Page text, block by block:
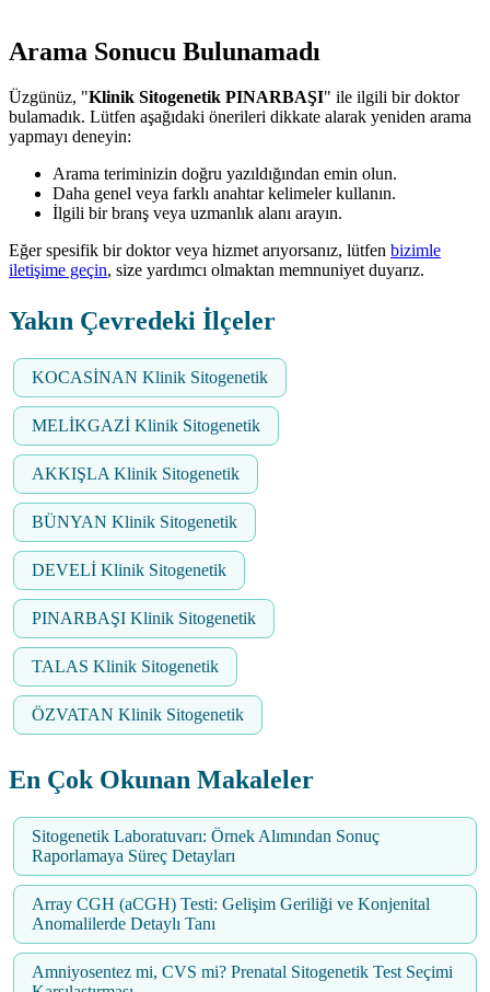
Arama Sonucu Bulunamadı
Üzgünüz, "Klinik Sitogenetik PINARBAŞI" ile ilgili bir doktor
bulamadık. Lütfen aşağıdaki önerileri dikkate alarak yeniden arama
yapmayı deneyin:
Arama teriminizin doğru yazıldığından emin olun.
Daha genel veya farklı anahtar kelimeler kullanın.
İlgili bir branş veya uzmanlık alanı arayın.
Eğer spesifik bir doktor veya hizmet arıyorsanız, lütfen bizimle
iletişime geçin, size yardımcı olmaktan memnuniyet duyarız.
Yakın Çevredeki İlçeler
KOCASİNAN Klinik Sitogenetik
MELİKGAZİ Klinik Sitogenetik
AKKIŞLA Klinik Sitogenetik
BÜNYAN Klinik Sitogenetik
DEVELİ Klinik Sitogenetik
PINARBAŞI Klinik Sitogenetik
TALAS Klinik Sitogenetik
ÖZVATAN Klinik Sitogenetik
En Çok Okunan Makaleler
Sitogenetik Laboratuvarı: Örnek Alımından Sonuç
Raporlamaya Süreç Detayları
Array CGH (aCGH) Testi: Gelişim Geriliği ve Konjenital
Anomalilerde Detaylı Tanı
Amniyosentez mi, CVS mi? Prenatal Sitogenetik Test Seçimi